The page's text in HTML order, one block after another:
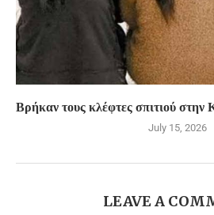
Βρήκαν τους κλέφτες σπιτιού
July 15, 2026
LEAVE A